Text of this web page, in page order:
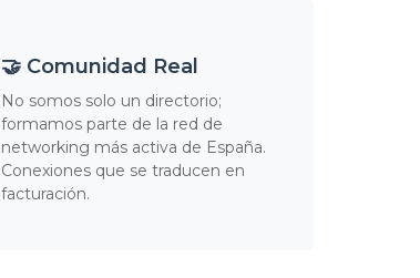
🤝 Comunidad Real
No somos solo un directorio;
formamos parte de la red de
networking más activa de España.
Conexiones que se traducen en
facturación.